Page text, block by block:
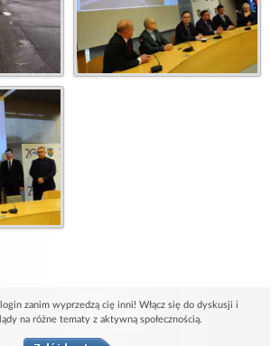
zanim wyprzedzą cię inni! Włącz się do dyskusji i
na różne tematy z aktywną społecznością.